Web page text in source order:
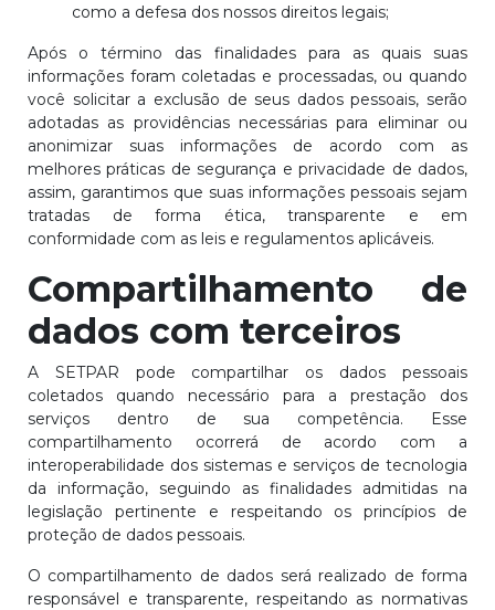
como a defesa dos nossos direitos legais;
Após o término das finalidades para as quais suas
informações foram coletadas e processadas, ou quando
você solicitar a exclusão de seus dados pessoais, serão
adotadas as providências necessárias para eliminar ou
anonimizar suas informações de acordo com as
melhores práticas de segurança e privacidade de dados,
assim, garantimos que suas informações pessoais sejam
tratadas de forma ética, transparente e em
conformidade com as leis e regulamentos aplicáveis.
Compartilhamento de
dados com terceiros
A SETPAR pode compartilhar os dados pessoais
coletados quando necessário para a prestação dos
serviços dentro de sua competência. Esse
compartilhamento ocorrerá de acordo com a
interoperabilidade dos sistemas e serviços de tecnologia
da informação, seguindo as finalidades admitidas na
legislação pertinente e respeitando os princípios de
proteção de dados pessoais.
O compartilhamento de dados será realizado de forma
responsável e transparente, respeitando as normativas